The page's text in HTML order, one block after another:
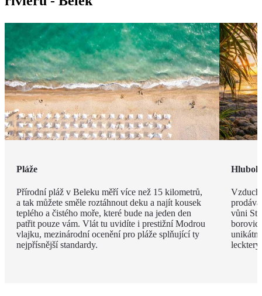
Pláže
Přírodní pláž v Beleku měří více než 15 kilometrů,
a tak můžete směle roztáhnout deku a najít kousek
teplého a čistého moře, které bude na jeden den
patřit pouze vám. Vlát tu uvidíte i prestižní Modrou
vlajku, mezinárodní ocenění pro pláže splňující ty
nejpřísnější standardy.
Vzduch
vůni
borovic